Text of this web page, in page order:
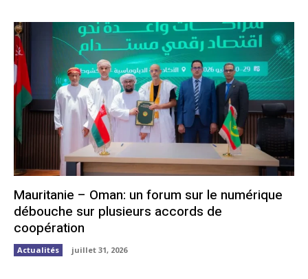
Mauritanie – Oman: un forum sur le numérique
débouche sur plusieurs accords de
coopération
Actualités juillet 31, 2026